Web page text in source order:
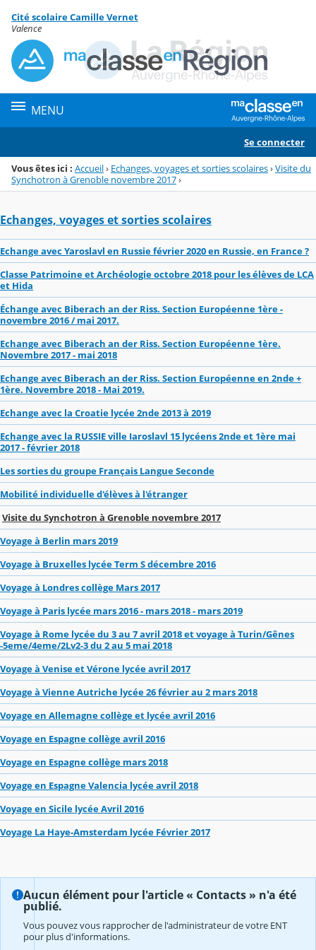
Menu de la rubrique
Contenu
Cité scolaire Camille Vernet
Valence
MENU
Se connecter
Vous êtes ici : Accueil› Echanges, voyages et sorties scolaires›Visite du
Synchotron à Grenoble novembre 2017›
Echanges, voyages et sorties scolaires
Echange avec Yaroslavl en Russie février 2020 en Russie, en France ?
Classe Patrimoine et Archéologie octobre 2018 pour les élèves de LCA
et Hida
Échange avec Biberach an der Riss. Section Européenne 1ère -
novembre 2016 / mai 2017.
Echange avec Biberach an der Riss. Section Européenne 1ère.
Novembre 2017 - mai 2018
Echange avec Biberach an der Riss. Section Européenne en 2nde +
1ère. Novembre 2018 - Mai 2019.
Echange avec la Croatie lycée 2nde 2013 à 2019
Echange avec la RUSSIE ville Iaroslavl 15 lycéens 2nde et 1ère mai
2017 - février 2018
Les sorties du groupe Français Langue Seconde
Mobilité individuelle d'élèves à l'étranger
Visite du Synchotron à Grenoble novembre 2017
Voyage à Berlin mars 2019
Voyage à Bruxelles lycée Term S décembre 2016
Voyage à Londres collège Mars 2017
Voyage à Paris lycée mars 2016 - mars 2018 - mars 2019
Voyage à Rome lycée du 3 au 7 avril 2018 et voyage à Turin/Gênes
-5eme/4eme/2Lv2-3 du 2 au 5 mai 2018
Voyage à Venise et Vérone lycée avril 2017
Voyage à Vienne Autriche lycée 26 février au 2 mars 2018
Voyage en Allemagne collège et lycée avril 2016
Voyage en Espagne collège avril 2016
Voyage en Espagne collège mars 2018
Voyage en Espagne Valencia lycée avril 2018
Voyage en Sicile lycée Avril 2016
Voyage La Haye-Amsterdam lycée Février 2017
Aucun élément pour l'article « Contacts » n'a été
publié.
Vous pouvez vous rapprocher de l'administrateur de votre ENT
pour plus d'informations.